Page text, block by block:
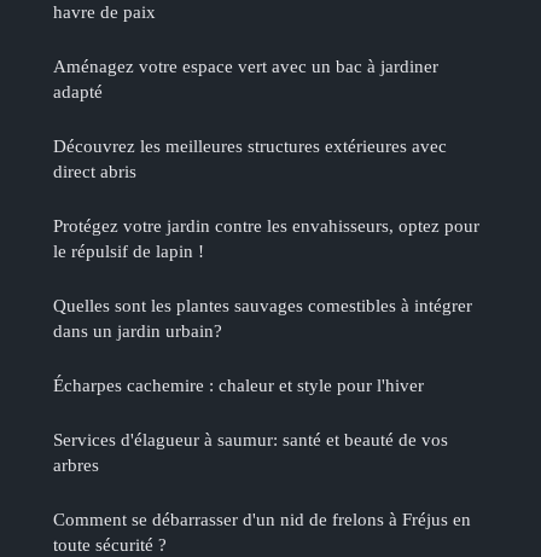
havre de paix
Aménagez votre espace vert avec un bac à jardiner
adapté
Découvrez les meilleures structures extérieures avec
direct abris
Protégez votre jardin contre les envahisseurs, optez pour
le répulsif de lapin !
Quelles sont les plantes sauvages comestibles à intégrer
dans un jardin urbain?
Écharpes cachemire : chaleur et style pour l'hiver
Services d'élagueur à saumur: santé et beauté de vos
arbres
Comment se débarrasser d'un nid de frelons à Fréjus en
toute sécurité ?